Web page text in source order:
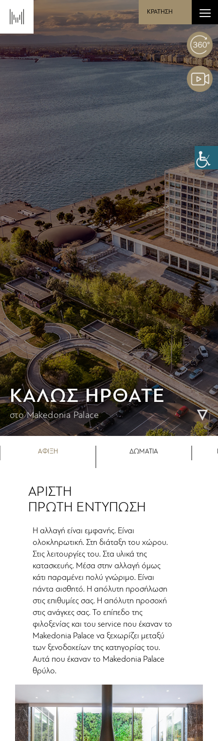
ΚΡΑΤΗΣΗ
KΑΛΩΣ ΗΡΘΑΤΕ
στο Makedonia Palace
ΑΦΙΞΗ ΔΩΜΑΤΙΑ
ΑΡΙΣΤΗ
ΠΡΩΤΗ ΕΝΤΥΠΩΣΗ
Η αλλαγή είναι εμφανής. Είναι
ολοκληρωτική. Στη διάταξη του χώρου.
Στις λειτουργίες του. Στα υλικά της
κατασκευής. Μέσα στην αλλαγή όμως
κάτι παραμένει πολύ γνώριμο. Είναι
πάντα αισθητό. Η απόλυτη προσήλωση
στις επιθυμίες σας. Η απόλυτη προσοχή
στις ανάγκες σας. Το επίπεδο της
φιλοξενίας και του service που έκαναν το
Makedonia Palace να ξεχωρίζει μεταξύ
των ξενοδοχείων της κατηγορίας του.
Αυτά που έκαναν το Makedonia Palace
θρύλο.